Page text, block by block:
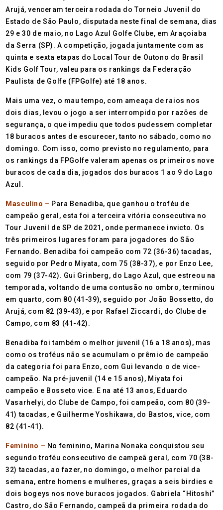
Arujá, venceram terceira rodada do Torneio Juvenil do
Estado de São Paulo, disputada neste final de semana, dias
29 e 30 de maio, no Lago Azul Golfe Clube, em Araçoiaba
da Serra (SP). A competição, jogada juntamente com as
quinta e sexta etapas do Local Tour de Outono do Brasil
Kids Golf Tour, valeu para os rankings da Federação
Paulista de Golfe (FPGolfe) até 18 anos.
Mais uma vez, o mau tempo, com ameaça de raios nos
dois dias, levou o jogo a ser interrompido por razões de
segurança, o que impediu que todos pudessem completar
18 buracos antes de escurecer, tanto no sábado, como no
domingo. Com isso, como previsto no regulamento, para
os rankings da FPGolfe valeram apenas os primeiros nove
buracos de cada dia, jogados dos buracos 1 ao 9 do Lago
Azul.
Masculino – Para Benadiba, que ganhou o troféu de
campeão geral, esta foi a terceira vitória consecutiva no
Tour Juvenil de SP de 2021, onde permanece invicto. Os
três primeiros lugares foram para jogadores do São
Fernando. Benadiba foi campeão com 72 (36-36) tacadas,
seguido por Pedro Miyata, com 75 (38-37), e por Enzo Lee,
com 79 (37-42). Gui Grinberg, do Lago Azul, que estreou na
temporada, voltando de uma contusão no ombro, terminou
em quarto, com 80 (41-39), seguido por João Bossetto, do
Arujá, com 82 (39-43), e por Rafael Ziccardi, do Clube de
Campo, com 83 (41-42).
Benadiba foi também o melhor juvenil (16 a 18 anos), mas
como os troféus não se acumulam o prêmio de campeão
da categoria foi para Enzo, com Gui levando o de vice-
campeão. Na pré-juvenil (14 e 15 anos), Miyata foi
campeão e Bosseto vice. E na até 13 anos, Eduardo
Vasarhelyi, do Clube de Campo, foi campeão, com 80 (39-
41) tacadas, e Guilherme Yoshikawa, do Bastos, vice, com
82 (41-41).
Feminino – No feminino, Marina Nonaka conquistou seu
segundo troféu consecutivo de campeã geral, com 70 (38-
32) tacadas, ao fazer, no domingo, o melhor parcial da
semana, entre homens e mulheres, graças a seis birdies e
dois bogeys nos nove buracos jogados. Gabriela “Hitoshi”
Castro, do São Fernando, campeã da primeira rodada do